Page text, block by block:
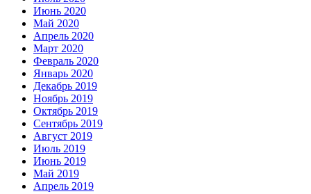
Июнь 2020
Май 2020
Апрель 2020
Март 2020
Февраль 2020
Январь 2020
Декабрь 2019
Ноябрь 2019
Октябрь 2019
Сентябрь 2019
Август 2019
Июль 2019
Июнь 2019
Май 2019
Апрель 2019